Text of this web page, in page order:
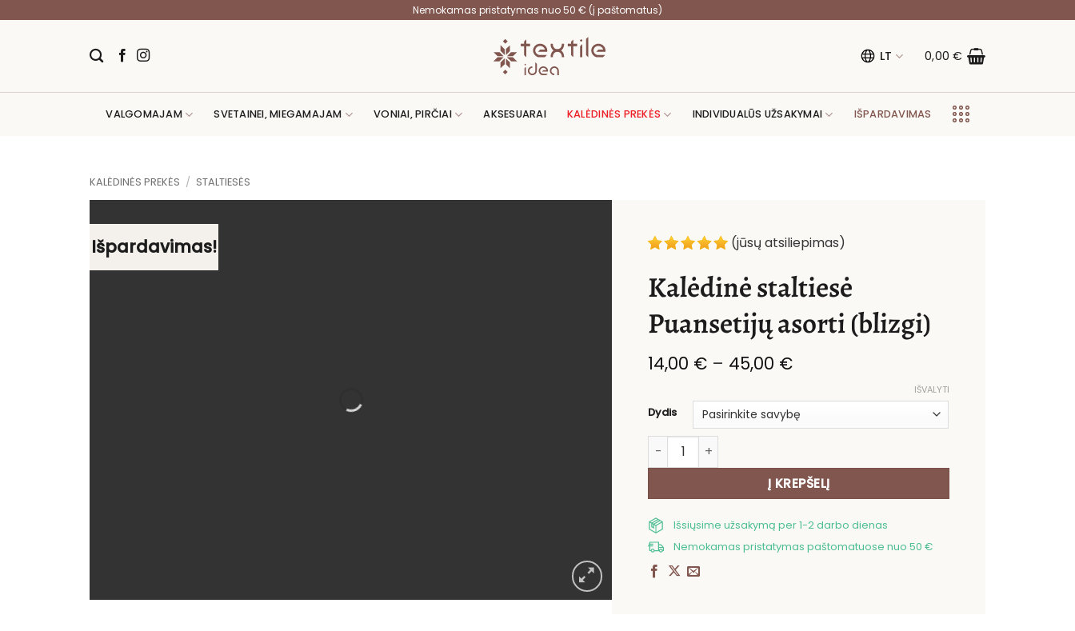
Nemokamas pristatymas nuo 50 € (į paštomatus)
LT 0,00€
VALGOMAJAM SVETAINEI, MIEGAMAJAM VONIAI, PIRČIAI AKSESUARAI KALĖDINĖS PREKĖS INDIVIDUALŪS UŽSAKYMAI IŠPARDAVIMAS
KALĖDINĖS PREKĖS / STALTIESĖS
Išpardavimas! (jūsų atsiliepimas)
Kalėdinė staltiesė
Puansetijų asorti (blizgi)
14,00 € – 45,00 €Price
through
45,00 €
Dydis
IŠVALYTI
produkto kiekis: Kalėdinė staltiesė Puansetijų asorti (blizgi)
Į KREPŠELĮ
Išsiųsime užsakymą per 1-2 darbo dienas
Nemokamas pristatymas paštomatuose nuo 50 €